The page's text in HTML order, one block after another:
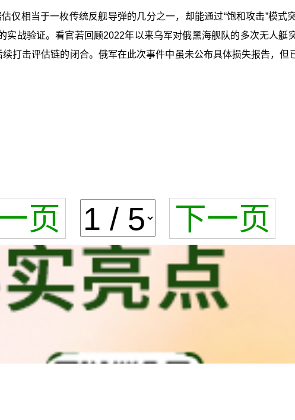
仅相当于一枚传统反舰导弹的几分之一，却能通过“饱和攻击”模式
实战验证。看官若回顾2022年以来乌军对俄黑海舰队的多次无人
击评估链的闭合。俄军在此次事件中虽未公布具体损失报告，但
页 下一页